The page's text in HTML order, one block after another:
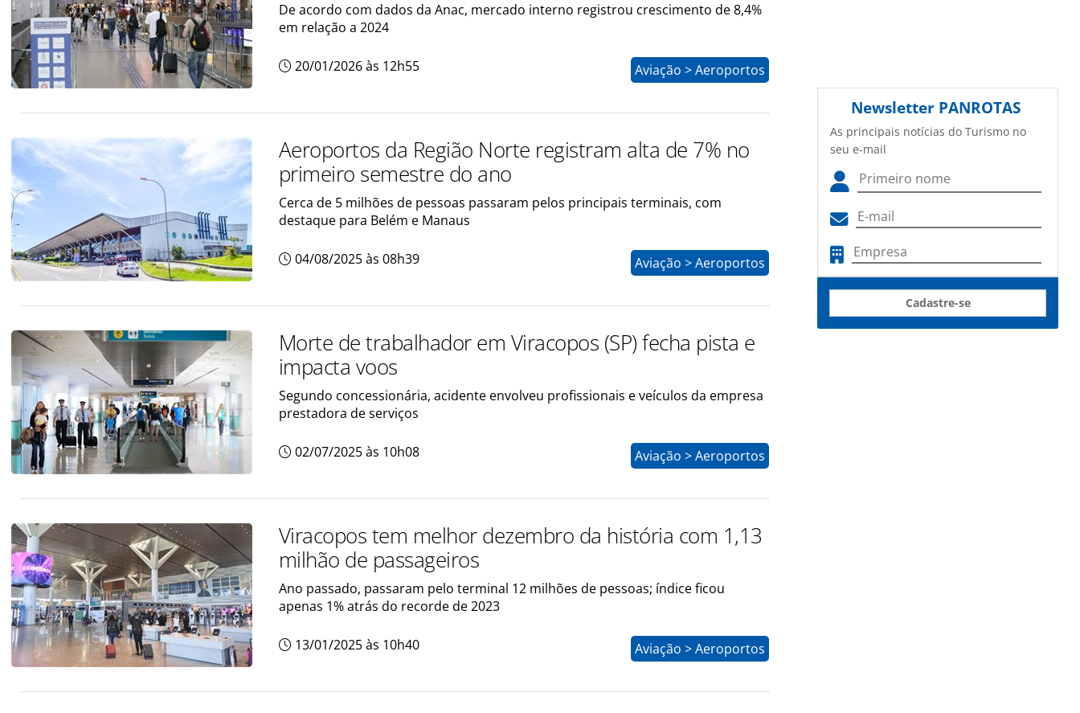
De acordo com dados da Anac, mercado interno registrou crescimento de 8,4%
em relação a 2024
20/01/2026 às 12h55 Aviação > Aeroportos
Aeroportos da Região Norte registram alta de 7% no
primeiro semestre do ano
Cerca de 5 milhões de pessoas passaram pelos principais terminais, com
destaque para Belém e Manaus
04/08/2025 às 08h39 Aviação > Aeroportos
Morte de trabalhador em Viracopos (SP) fecha pista e
impacta voos
Segundo concessionária, acidente envolveu profissionais e veículos da empresa
prestadora de serviços
02/07/2025 às 10h08 Aviação > Aeroportos
Viracopos tem melhor dezembro da história com 1,13
milhão de passageiros
Ano passado, passaram pelo terminal 12 milhões de pessoas; índice ficou
apenas 1% atrás do recorde de 2023
13/01/2025 às 10h40 Aviação > Aeroportos
Newsletter PANROTAS
As principais notícias do Turismo no
seu e-mail
Cadastre-se